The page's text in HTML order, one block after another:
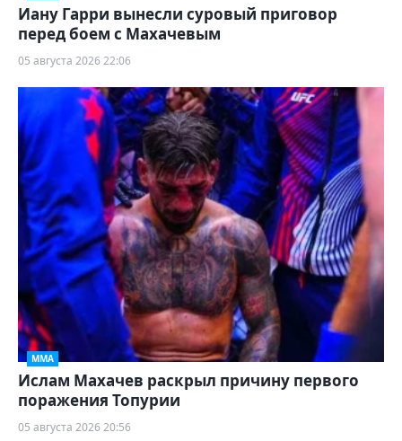
Иану Гарри вынесли суровый приговор
перед боем с Махачевым
05 августа 2026 22:06
ММА
Ислам Махачев раскрыл причину первого
поражения Топурии
05 августа 2026 20:56